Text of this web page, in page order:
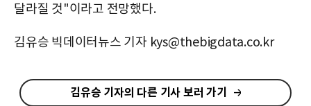
달라질 것"이라고 전망했다.
김유승 빅데이터뉴스 기자 kys@thebigdata.co.kr
김유승 기자의 다른 기사 보러 가기